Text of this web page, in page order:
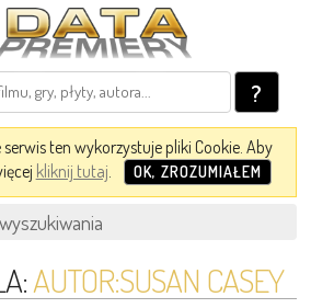
?
ten wykorzystuje pliki Cookie. Aby
kliknij tutaj. OK, ZROZUMIAŁEM
AUTOR:SUSAN CASEY